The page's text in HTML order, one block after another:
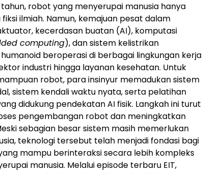
robot yang menyerupai manusia hanya
ilmiah. Namun, kemajuan pesat dalam
kecerdasan buatan (AI), komputasi
computing), dan sistem kelistrikan
beroperasi di berbagai lingkungan kerja
industri hingga layanan kesehatan. Untuk
robot, para insinyur memadukan sistem
sistem kendali waktu nyata, serta pelatihan
didukung pendekatan AI fisik. Langkah ini turut
pengembangan robot dan meningkatkan
sebagian besar sistem masih memerlukan
teknologi tersebut telah menjadi fondasi bagi
mampu berinteraksi secara lebih kompleks
manusia. Melalui episode terbaru EIT,